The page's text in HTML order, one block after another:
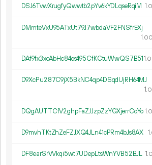
DSJ6TvwXrugfyQwwtb2pYv6kYDLqseRqiM 1.
DMmteVxU95ATxUt79J7wbdaVF2FNSfrEXj
1.00
DAf9fx3xcAbHc84os495CfKCtuWwQS7B511.
D9XcPu287C9jX5BkNC4qp4DSqdUjRH64MJ
1.
DQgAUTTCfV2ghpFaZJJzpZzYGXjerrCqYo1.
D9mvhTKtZhZeFZJXQ4JLn41cPRm4bJs8AX 1.
DF8earSrVVkqi5wt7UDepLtsWnYVB52BJL 1.